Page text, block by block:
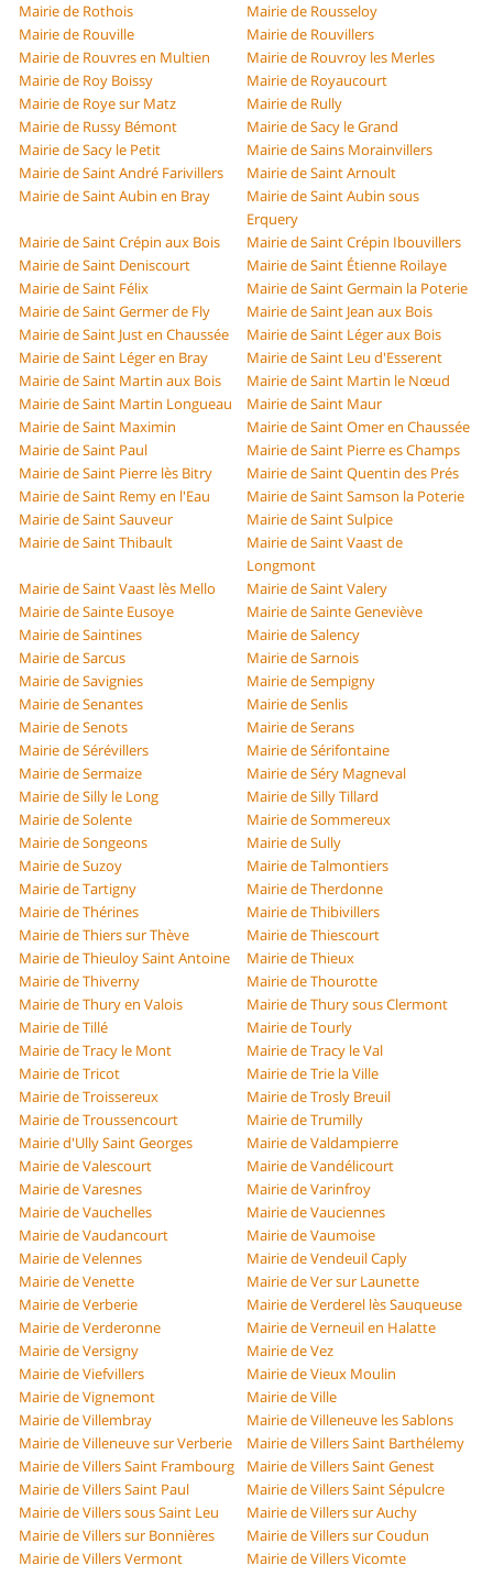
Mairie de Rothois
Mairie de Rousseloy
Mairie de Rouville
Mairie de Rouvillers
Mairie de Rouvres en Multien
Mairie de Rouvroy les Merles
Mairie de Roy Boissy
Mairie de Royaucourt
Mairie de Roye sur Matz
Mairie de Rully
Mairie de Russy Bémont
Mairie de Sacy le Grand
Mairie de Sacy le Petit
Mairie de Sains Morainvillers
Mairie de Saint André Farivillers
Mairie de Saint Arnoult
Mairie de Saint Aubin en Bray
Mairie de Saint Aubin sous
Erquery
Mairie de Saint Crépin aux Bois
Mairie de Saint Crépin Ibouvillers
Mairie de Saint Deniscourt
Mairie de Saint Étienne Roilaye
Mairie de Saint Félix
Mairie de Saint Germain la Poterie
Mairie de Saint Germer de Fly
Mairie de Saint Jean aux Bois
Mairie de Saint Just en Chaussée
Mairie de Saint Léger aux Bois
Mairie de Saint Léger en Bray
Mairie de Saint Leu d'Esserent
Mairie de Saint Martin aux Bois
Mairie de Saint Martin le Nœud
Mairie de Saint Martin Longueau
Mairie de Saint Maur
Mairie de Saint Maximin
Mairie de Saint Omer en Chaussée
Mairie de Saint Paul
Mairie de Saint Pierre es Champs
Mairie de Saint Pierre lès Bitry
Mairie de Saint Quentin des Prés
Mairie de Saint Remy en l'Eau
Mairie de Saint Samson la Poterie
Mairie de Saint Sauveur
Mairie de Saint Sulpice
Mairie de Saint Thibault
Mairie de Saint Vaast de
Longmont
Mairie de Saint Vaast lès Mello
Mairie de Saint Valery
Mairie de Sainte Eusoye
Mairie de Sainte Geneviève
Mairie de Saintines
Mairie de Salency
Mairie de Sarcus
Mairie de Sarnois
Mairie de Savignies
Mairie de Sempigny
Mairie de Senantes
Mairie de Senlis
Mairie de Senots
Mairie de Serans
Mairie de Sérévillers
Mairie de Sérifontaine
Mairie de Sermaize
Mairie de Séry Magneval
Mairie de Silly le Long
Mairie de Silly Tillard
Mairie de Solente
Mairie de Sommereux
Mairie de Songeons
Mairie de Sully
Mairie de Suzoy
Mairie de Talmontiers
Mairie de Tartigny
Mairie de Therdonne
Mairie de Thérines
Mairie de Thibivillers
Mairie de Thiers sur Thève
Mairie de Thiescourt
Mairie de Thieuloy Saint Antoine
Mairie de Thieux
Mairie de Thiverny
Mairie de Thourotte
Mairie de Thury en Valois
Mairie de Thury sous Clermont
Mairie de Tillé
Mairie de Tourly
Mairie de Tracy le Mont
Mairie de Tracy le Val
Mairie de Tricot
Mairie de Trie la Ville
Mairie de Troissereux
Mairie de Trosly Breuil
Mairie de Troussencourt
Mairie de Trumilly
Mairie d'Ully Saint Georges
Mairie de Valdampierre
Mairie de Valescourt
Mairie de Vandélicourt
Mairie de Varesnes
Mairie de Varinfroy
Mairie de Vauchelles
Mairie de Vauciennes
Mairie de Vaudancourt
Mairie de Vaumoise
Mairie de Velennes
Mairie de Vendeuil Caply
Mairie de Venette
Mairie de Ver sur Launette
Mairie de Verberie
Mairie de Verderel lès Sauqueuse
Mairie de Verderonne
Mairie de Verneuil en Halatte
Mairie de Versigny
Mairie de Vez
Mairie de Viefvillers
Mairie de Vieux Moulin
Mairie de Vignemont
Mairie de Ville
Mairie de Villembray
Mairie de Villeneuve les Sablons
Mairie de Villeneuve sur Verberie
Mairie de Villers Saint Barthélemy
Mairie de Villers Saint Frambourg
Mairie de Villers Saint Genest
Mairie de Villers Saint Paul
Mairie de Villers Saint Sépulcre
Mairie de Villers sous Saint Leu
Mairie de Villers sur Auchy
Mairie de Villers sur Bonnières
Mairie de Villers sur Coudun
Mairie de Villers Vermont
Mairie de Villers Vicomte